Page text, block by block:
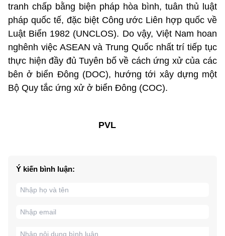
tranh chấp bằng biện pháp hòa bình, tuân thủ luật
pháp quốc tế, đặc biệt Công ước Liên hợp quốc về
Luật Biển 1982 (UNCLOS). Do vậy, Việt Nam hoan
nghênh việc ASEAN và Trung Quốc nhất trí tiếp tục
thực hiện đầy đủ Tuyên bố về cách ứng xử của các
bên ở biển Đông (DOC), hướng tới xây dựng một
Bộ Quy tắc ứng xử ở biển Đông (COC).
PVL
Ý kiến bình luận: